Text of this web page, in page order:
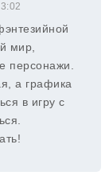
мир,
персонажи.
а графика
в игру с